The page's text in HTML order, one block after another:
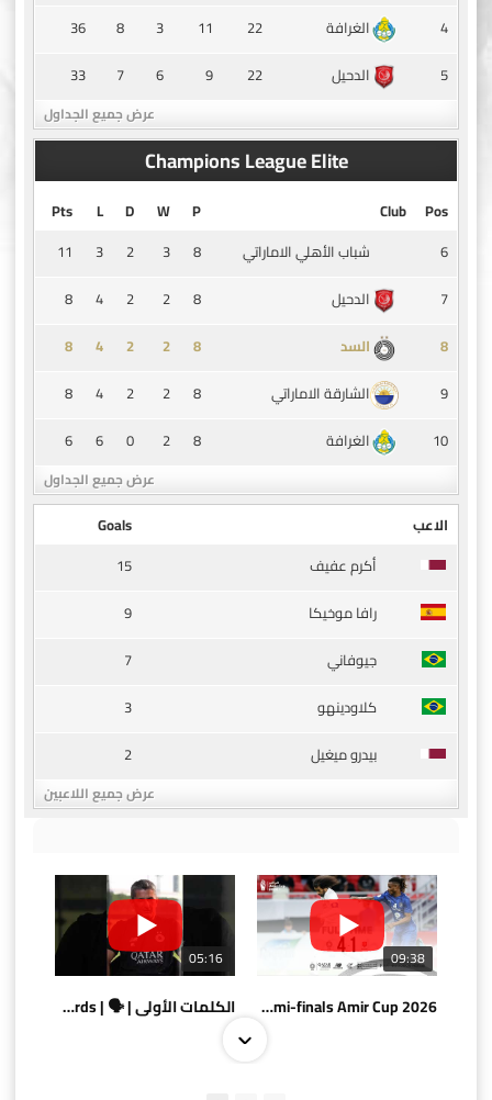
4
الغرافة 22
11
3
8
36
5
الدحيل 22
9
6
7
33
عرض جميع الجداول
Champions League Elite
Pos
Club
P
W
D
L
Pts
6
شباب الأهلي الاماراتي 8
3
2
3
11
7
الدحيل 8
2
2
4
8
8
السد 8
2
2
4
8
9
الشارقة الاماراتي 8
2
2
4
8
10
الغرافة 8
2
0
6
6
عرض جميع الجداول
الاعب
Goals
أكرم عفيف
15
رافا موخيكا
9
جيوفاني
7
كلاودينهو
3
بيدرو ميغيل
2
عرض جميع اللاعبين
05:16
الكلمات الأولى | 🗣 | First words
09:38
AlSadd 4/1 AlDuhail - Semi-finals Amir Cup 2026 #السد/ الدحيل